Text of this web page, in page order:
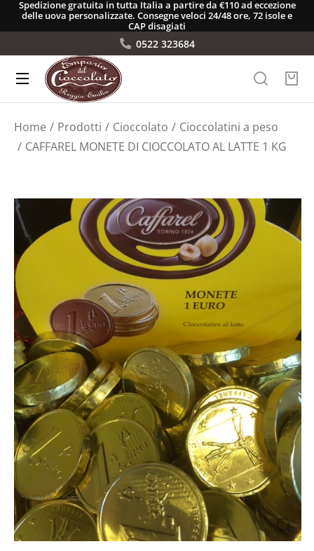
Spedizione gratuita in tutta Italia a partire da €110 ad eccezione
delle uova personalizzate. Consegne veloci 24/48 ore, 72 isole e
CAP disagiati
0522 323684
Tu sei qui:
Home Prodotti Cioccolato
Cioccolatini a peso
CAFFAREL MONETE DI CIOCCOLATO AL LATTE 1 KG